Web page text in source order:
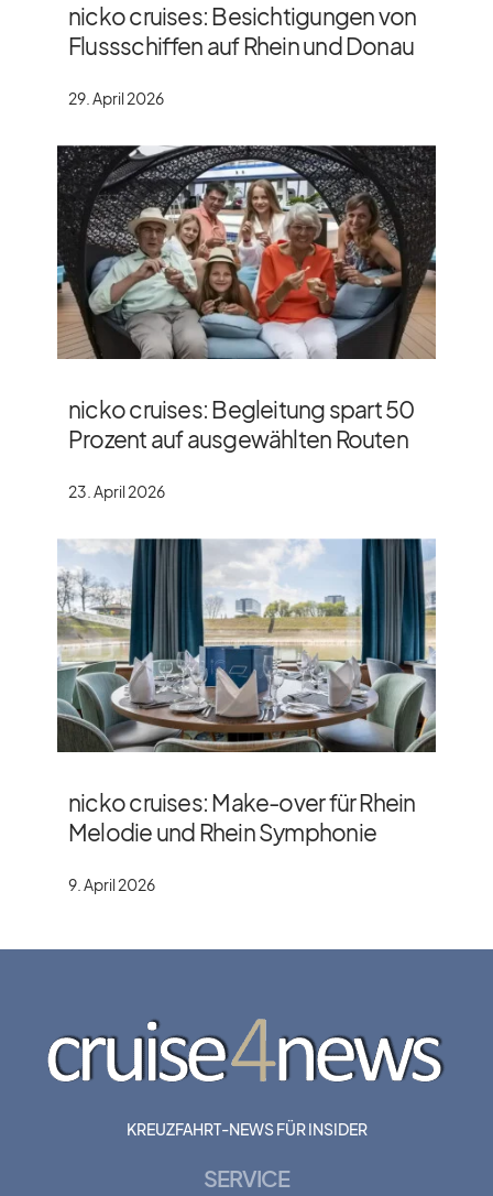
nicko cruises: Besichtigungen von
Flussschiffen auf Rhein und Donau
29. April 2026
nicko cruises: Begleitung spart 50
Prozent auf ausgewählten Routen
23. April 2026
nicko cruises: Make-over für Rhein
Melodie und Rhein Symphonie
9. April 2026
KREUZFAHRT-NEWS FÜR INSIDER
SERVICE